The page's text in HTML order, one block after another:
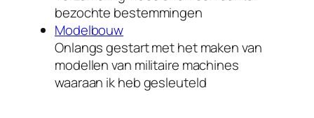
bezochte bestemmingen
Modelbouw
Onlangs gestart met het maken van
modellen van militaire machines
waaraan ik heb gesleuteld